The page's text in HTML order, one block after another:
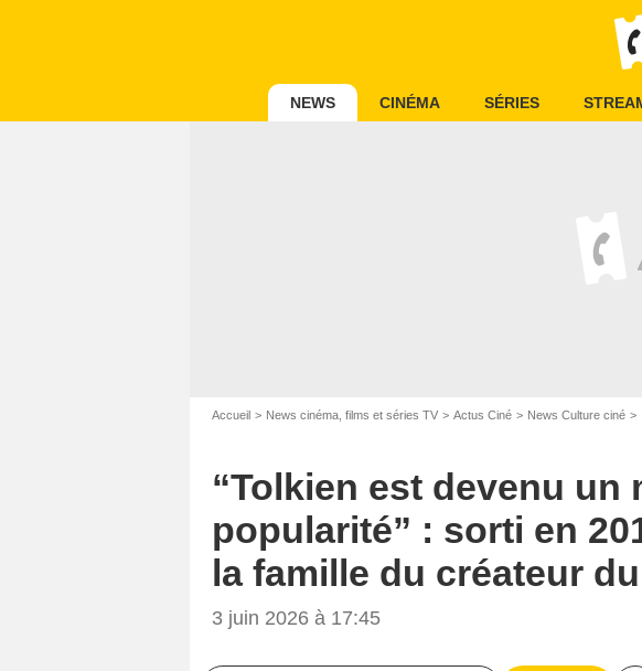
NEWS CINÉMA SÉRIES
Accueil News cinéma, films et séries TV Actus Ciné News Culture ciné
“Tolkien est devenu
popularité” : sorti en
la famille du créateur
3 juin 2026 à 17:45